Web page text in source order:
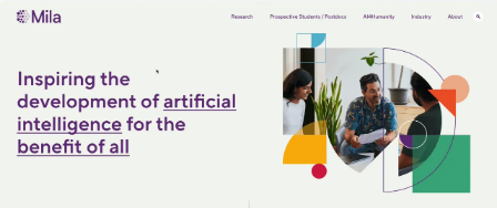
Les cookies multimédias ont été désactivés. Acceptez-
vous l'utilisation de cookies pour afficher et vous
permettre de regarder le contenu vidéo ?
Paramétrer les cookies